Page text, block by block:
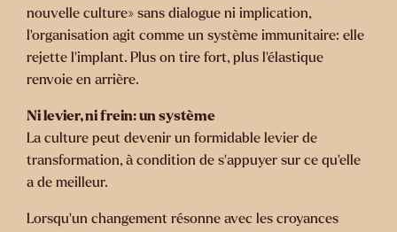
nouvelle culture» sans dialogue ni implication,
l’organisation agit comme un système immunitaire: elle
rejette l’implant. Plus on tire fort, plus l’élastique
renvoie en arrière.
Ni levier, ni frein: un système
La culture peut devenir un formidable levier de
transformation, à condition de s’appuyer sur ce qu’elle
a de meilleur.
Lorsqu’un changement résonne avec les croyances